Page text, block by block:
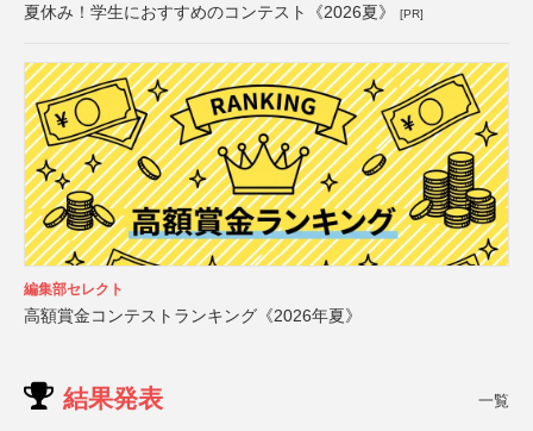
夏休み！学生におすすめのコンテスト《2026夏》 [PR]
編集部セレクト
高額賞金コンテストランキング《2026年夏》
結果発表 一覧